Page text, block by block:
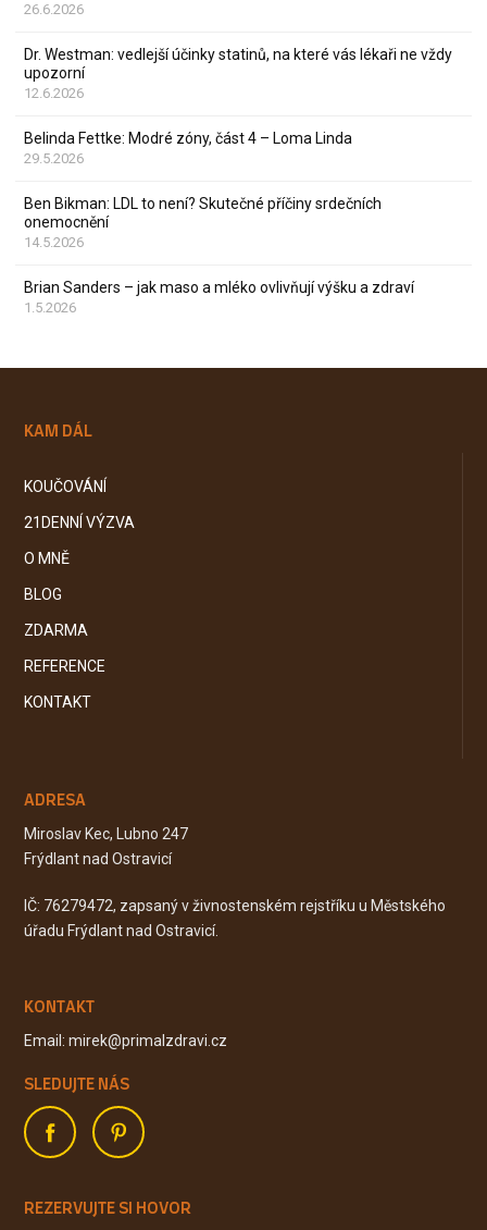
26.6.2026
Dr. Westman: vedlejší účinky statinů, na které vás lékaři ne vždy
upozorní
12.6.2026
Belinda Fettke: Modré zóny, část 4 – Loma Linda
29.5.2026
Ben Bikman: LDL to není? Skutečné příčiny srdečních
onemocnění
14.5.2026
Brian Sanders – jak maso a mléko ovlivňují výšku a zdraví
1.5.2026
KAM DÁL
KOUČOVÁNÍ
21DENNÍ VÝZVA
O MNĚ
BLOG
ZDARMA
REFERENCE
KONTAKT
ADRESA
Miroslav Kec, Lubno 247
Frýdlant nad Ostravicí
IČ: 76279472, zapsaný v živnostenském rejstříku u Městského
úřadu Frýdlant nad Ostravicí.
KONTAKT
Email: mirek@primalzdravi.cz
SLEDUJTE NÁS
REZERVUJTE SI HOVOR